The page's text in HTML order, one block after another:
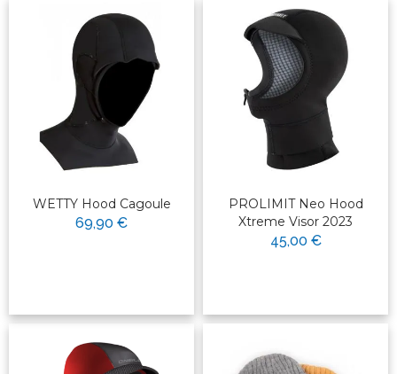
WETTY Hood Cagoule
69,90 €
PROLIMIT Neo Hood
Xtreme Visor 2023
45,00 €